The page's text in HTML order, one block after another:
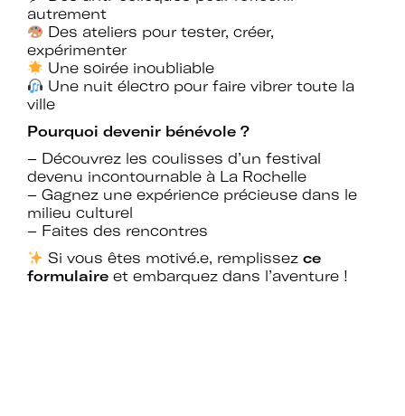
c’est :
Bénéficier d’informations suivies et
le cadre spécifique de l’enseignement
supérieur.
Profiter de temps de rencontre et
d’échange avec les acteurs des
politiques culturelles dans les
établissements et avec des
intervenants professionnels extérieurs.
autrement
Des ateliers pour tester, créer,
expérimenter
Une soirée inoubliable
Une nuit électro pour faire vibrer toute la
ville
Pourquoi devenir bénévole ?
– Découvrez les coulisses d’un festival
devenu incontournable à La Rochelle
– Gagnez une expérience précieuse dans le
milieu culturel
– Faites des rencontres
Si vous êtes motivé.e, remplissezce
formulaire et embarquez dans l’aventure !